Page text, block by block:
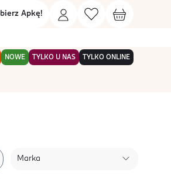
Apkę!
NOWE TYLKO U NAS TYLKO ONLINE
Marka